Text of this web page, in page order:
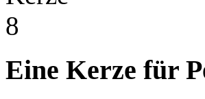
Eine Kerze für